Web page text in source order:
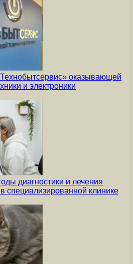
оказывающей
и электроники
диагностики и лечения
специализированной клинике